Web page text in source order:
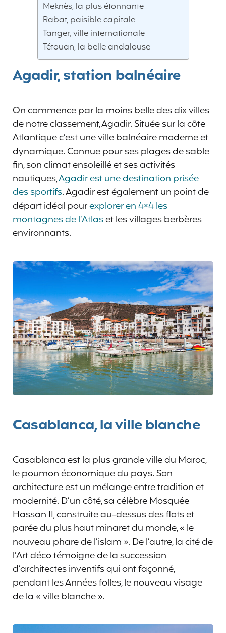
Meknès, la plus étonnante
Rabat, paisible capitale
Tanger, ville internationale
Tétouan, la belle andalouse
Agadir, station balnéaire
On commence par la moins belle des dix villes
de notre classement, Agadir. Située sur la côte
Atlantique c’est une ville balnéaire moderne et
dynamique. Connue pour ses plages de sable
fin, son climat ensoleillé et ses activités
nautiques,Agadir est une destination prisée
des sportifs. Agadir est également un point de
départ idéal pourexplorer en 4×4 les
montagnes de l’Atlaset les villages berbères
environnants.
Casablanca, la ville blanche
Casablanca est la plus grande ville du Maroc,
le poumon économique du pays. Son
architecture est un mélange entre tradition et
modernité. D’un côté, sa célèbre Mosquée
Hassan II, construite au-dessus des flots et
parée du plus haut minaret du monde, « le
nouveau phare de l’islam ». De l’autre, la cité de
l’Art déco témoigne de la succession
d’architectes inventifs qui ont façonné,
pendant les Années folles, le nouveau visage
de la « ville blanche ».